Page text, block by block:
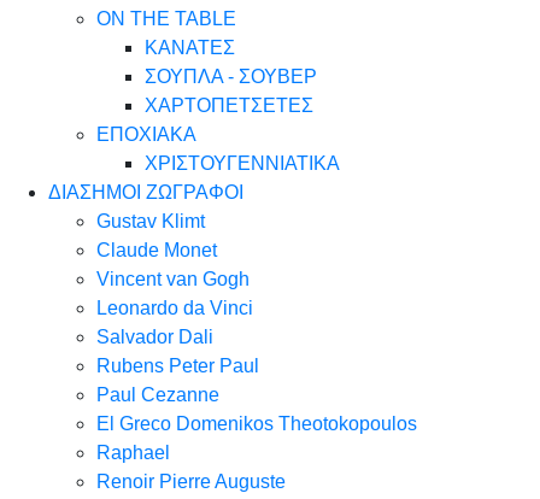
ON THE TABLE
ΚΑΝΑΤΕΣ
ΣΟΥΠΛΑ - ΣΟΥΒΕΡ
ΧΑΡΤΟΠΕΤΣΕΤΕΣ
ΕΠΟΧΙΑΚΑ
ΧΡΙΣΤΟΥΓΕΝΝΙΑΤΙΚΑ
ΔΙΑΣΗΜΟΙ ΖΩΓΡΑΦΟΙ
Gustav Klimt
Claude Monet
Vincent van Gogh
Leonardo da Vinci
Salvador Dali
Rubens Peter Paul
Paul Cezanne
El Greco Domenikos Theotokopoulos
Raphael
Renoir Pierre Auguste